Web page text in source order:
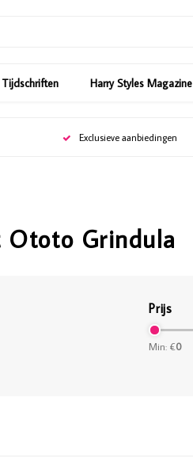
Tijdschriften Harry Styles Magazine
Exclusieve aanbiedingen
Ototo Grindula
Prijs
Min: €0